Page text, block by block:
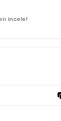
incele!